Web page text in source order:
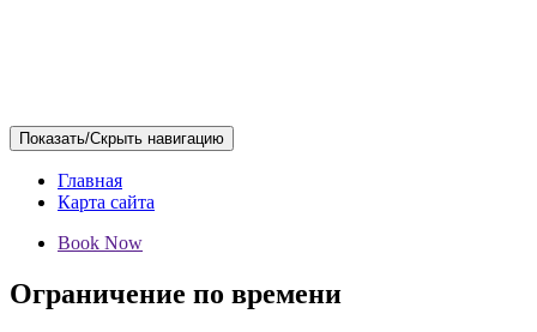
Показать/Скрыть навигацию
Главная
Карта сайта
Book Now
Ограничение по времени